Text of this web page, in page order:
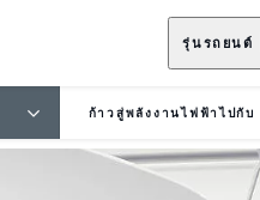
รุ่นรถยนต์
ก้าวสู่พลังงานไฟฟ้าไปกับ